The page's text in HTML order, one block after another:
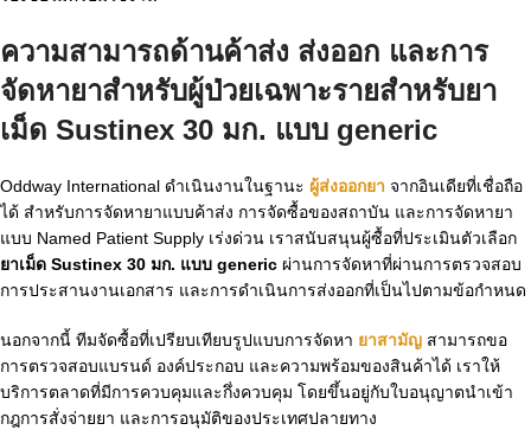
ความสามารถด้านค้าส่ง ส่งออก และการ
จัดหายาสำหรับผู้ป่วยเฉพาะรายสำหรับยา
เม็ด Sustinex 30 มก. แบบ generic
Oddway International ดำเนินงานในฐานะ ผู้ส่งออกยา จากอินเดียที่เชื่อถือ
ได้ สำหรับการจัดหายาแบบค้าส่ง การจัดซื้อของสถาบัน และการจัดหายา
แบบ Named Patient Supply เร่งด่วน เราสนับสนุนผู้ซื้อที่ประเมินตัวเลือก
ยาเม็ด Sustinex 30 มก. แบบ generic ผ่านการจัดหาที่ผ่านการตรวจสอบ
การประสานงานเอกสาร และการดำเนินการส่งออกที่เป็นไปตามข้อกำหนด
นอกจากนี้ ทีมจัดซื้อที่เปรียบเทียบรูปแบบการจัดหา ยาสามัญ สามารถขอ
การตรวจสอบแบรนด์ องค์ประกอบ และความพร้อมของสินค้าได้ เราให้
บริการตลาดที่มีการควบคุมและกึ่งควบคุม โดยขึ้นอยู่กับใบอนุญาตนำเข้า
กฎการสั่งจ่ายยา และการอนุมัติของประเทศปลายทาง